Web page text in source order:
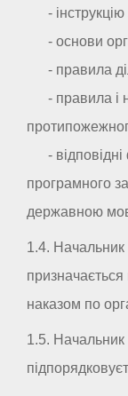
- інструкцію
- основи
- правила
- правила і
- відповідні
програмного
державною
1.4. Начальник
призначається
наказом по
1.5. Начальник